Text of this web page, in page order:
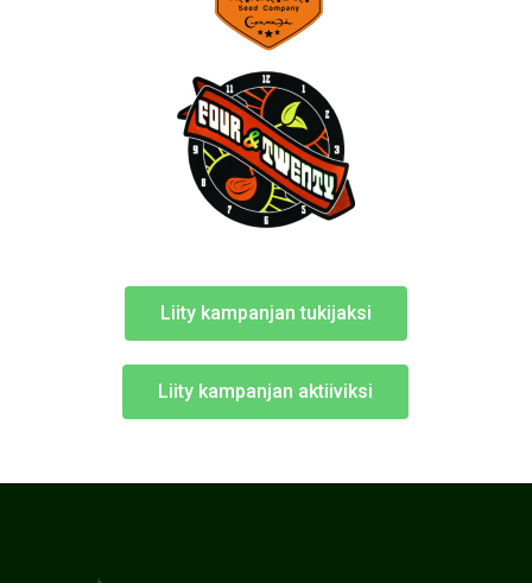
Liity kampanjan tukijaksi
Liity kampanjan aktiiviksi